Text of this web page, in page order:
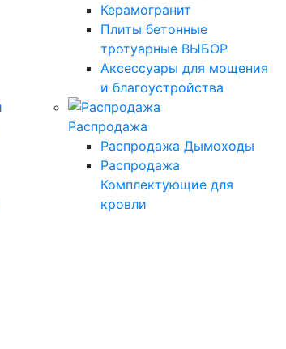
Керамогранит
Плиты бетонные
тротуарные ВЫБОР
Аксессуары для мощения
и благоустройства
Распродажа
Распродажа Дымоходы
Распродажа
Комплектующие для
кровли